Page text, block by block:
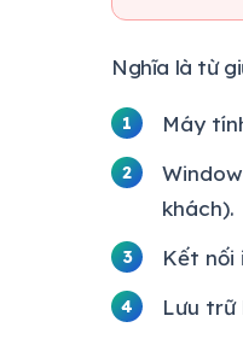
Nghĩa là từ
Máy
khách).
Kết nối
Lưu trữ